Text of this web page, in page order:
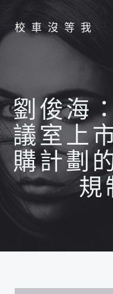
校車沒等我
劉俊海
議室上
購計劃
規